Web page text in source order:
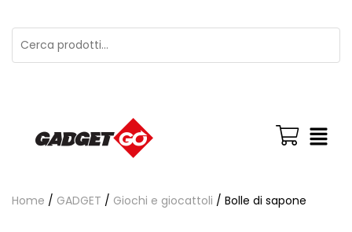
Home / GADGET / Giochi e giocattoli / Bolle di sapone